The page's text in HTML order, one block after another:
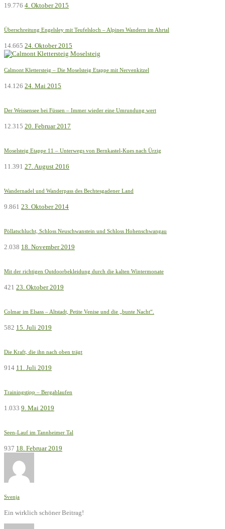
19.776 4. Oktober 2015
Überschreitung Engelsley mit Teufelsloch – Alpines Wandern im Ahrtal
14.665 24. Oktober 2015
Calmont Klettersteig – Die Moselsteig Etappe mit Nervenkitzel
14.126 24. Mai 2015
Der Weissensee bei Füssen – Immer wieder eine Umrundung wert
12.315 20. Februar 2017
Moselsteig Etappe 11 – Unterwegs von Bernkastel-Kues nach Ürzig
11.391 27. August 2016
Wandernadel und Wanderpass des Bechtesgadener Land
9.861 23. Oktober 2014
Pöllatschlucht, Schloss Neuschwanstein und Schloss Hohenschwangau
2.038 18. November 2019
Mit der richtigen Outdoorbekleidung durch die kalten Wintermonate
421 23. Oktober 2019
Colmar im Elsass – Altstadt, Petite Venise und die „bunte Nacht“.
582 15. Juli 2019
Die Kraft, die ihn nach oben trägt
914 11. Juli 2019
Trainingstipp – Bergablaufen
1.033 9. Mai 2019
Seen-Lauf im Tannheimer Tal
937 18. Februar 2019
Svenja
Ein wirklich schöner Beitrag!